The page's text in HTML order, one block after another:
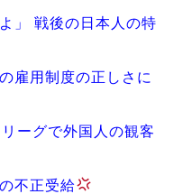
」 戦後の日本人の特
雇用制度の正しさに
ーグで外国人の観客
不正受給